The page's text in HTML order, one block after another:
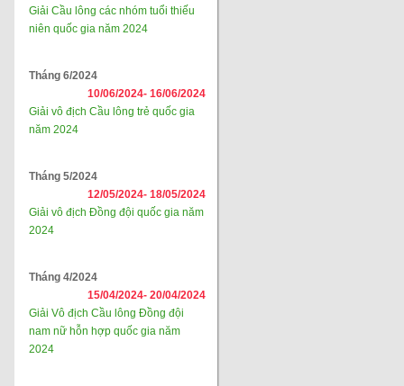
Giải Cầu lông các nhóm tuổi thiếu
niên quốc gia năm 2024
Tháng 6/2024
10/06/2024- 16/06/2024
Giải vô địch Cầu lông trẻ quốc gia
năm 2024
Tháng 5/2024
12/05/2024- 18/05/2024
Giải vô địch Đồng đội quốc gia năm
2024
Tháng 4/2024
15/04/2024- 20/04/2024
Giải Vô địch Cầu lông Đồng đội
nam nữ hỗn hợp quốc gia năm
2024